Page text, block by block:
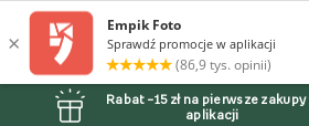
Rabat –15 zł na pierwsze zakupy
aplikacji